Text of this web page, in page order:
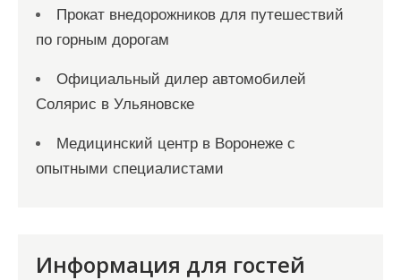
Прокат внедорожников для путешествий
по горным дорогам
Официальный дилер автомобилей
Солярис в Ульяновске
Медицинский центр в Воронеже с
опытными специалистами
Информация для гостей